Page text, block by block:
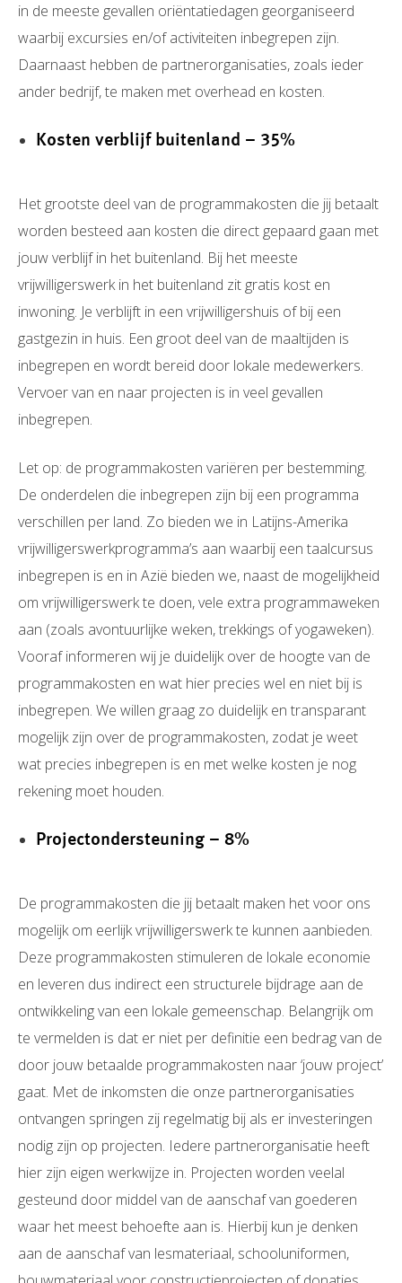
in de meeste gevallen oriëntatiedagen georganiseerd
waarbij excursies en/of activiteiten inbegrepen zijn.
Daarnaast hebben de partnerorganisaties, zoals ieder
ander bedrijf, te maken met overhead en kosten.
Kosten verblijf buitenland – 35%
Het grootste deel van de programmakosten die jij betaalt
worden besteed aan kosten die direct gepaard gaan met
jouw verblijf in het buitenland. Bij het meeste
vrijwilligerswerk in het buitenland zit gratis kost en
inwoning. Je verblijft in een vrijwilligershuis of bij een
gastgezin in huis. Een groot deel van de maaltijden is
inbegrepen en wordt bereid door lokale medewerkers.
Vervoer van en naar projecten is in veel gevallen
inbegrepen.
Let op: de programmakosten variëren per bestemming.
De onderdelen die inbegrepen zijn bij een programma
verschillen per land. Zo bieden we in Latijns-Amerika
vrijwilligerswerkprogramma’s aan waarbij een taalcursus
inbegrepen is en in Azië bieden we, naast de mogelijkheid
om vrijwilligerswerk te doen, vele extra programmaweken
aan (zoals avontuurlijke weken, trekkings of yogaweken).
Vooraf informeren wij je duidelijk over de hoogte van de
programmakosten en wat hier precies wel en niet bij is
inbegrepen. We willen graag zo duidelijk en transparant
mogelijk zijn over de programmakosten, zodat je weet
wat precies inbegrepen is en met welke kosten je nog
rekening moet houden.
Projectondersteuning – 8%
De programmakosten die jij betaalt maken het voor ons
mogelijk om eerlijk vrijwilligerswerk te kunnen aanbieden.
Deze programmakosten stimuleren de lokale economie
en leveren dus indirect een structurele bijdrage aan de
ontwikkeling van een lokale gemeenschap. Belangrijk om
te vermelden is dat er niet per definitie een bedrag van de
door jouw betaalde programmakosten naar ‘jouw project’
gaat. Met de inkomsten die onze partnerorganisaties
ontvangen springen zij regelmatig bij als er investeringen
nodig zijn op projecten. Iedere partnerorganisatie heeft
hier zijn eigen werkwijze in. Projecten worden veelal
gesteund door middel van de aanschaf van goederen
waar het meest behoefte aan is. Hierbij kun je denken
aan de aanschaf van lesmateriaal, schooluniformen,